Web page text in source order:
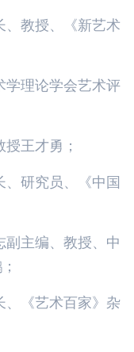
、教授、《新艺术
学理论学会艺术评
王才勇；
、研究员、《中国
副主编、教授、中
、《艺术百家》杂